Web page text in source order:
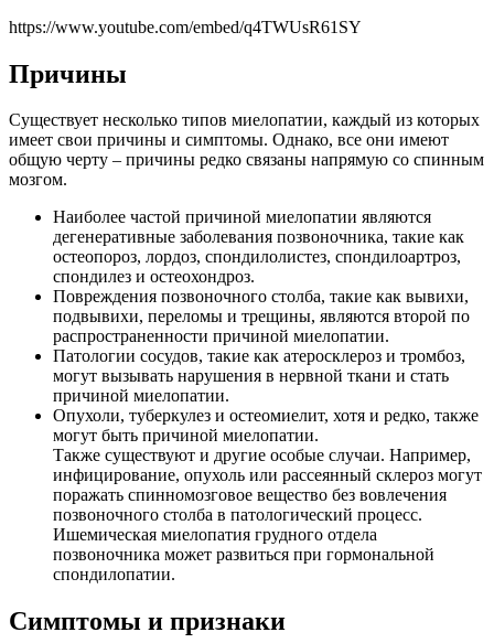
https://www.youtube.com/embed/q4TWUsR61SY
Причины
Существует несколько типов миелопатии, каждый из которых
имеет свои причины и симптомы. Однако, все они имеют
общую черту – причины редко связаны напрямую со спинным
мозгом.
Наиболее частой причиной миелопатии являются
дегенеративные заболевания позвоночника, такие как
остеопороз, лордоз, спондилолистез, спондилоартроз,
спондилез и остеохондроз.
Повреждения позвоночного столба, такие как вывихи,
подвывихи, переломы и трещины, являются второй по
распространенности причиной миелопатии.
Патологии сосудов, такие как атеросклероз и тромбоз,
могут вызывать нарушения в нервной ткани и стать
причиной миелопатии.
Опухоли, туберкулез и остеомиелит, хотя и редко, также
могут быть причиной миелопатии.
Также существуют и другие особые случаи. Например,
инфицирование, опухоль или рассеянный склероз могут
поражать спинномозговое вещество без вовлечения
позвоночного столба в патологический процесс.
Ишемическая миелопатия грудного отдела
позвоночника может развиться при гормональной
спондилопатии.
Симптомы и признаки